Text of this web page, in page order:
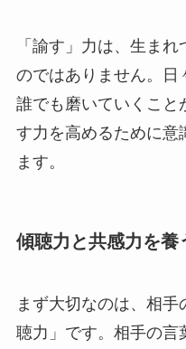
「諭す」力は、生ま
のではありません。日
誰でも磨いていくこと
す力を高めるために意
ます。
傾聴力と共感力を養
まず大切なのは、相
聴力」です。相手の言